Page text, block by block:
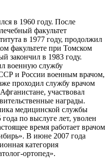
в 1960 году. После
факультет
в 1977 году, продолжил
факультете при Томском
закончил в 1983 году.
военную службу
и России военным врачом,
проходил службу врачом
участвовал
награды.
медицинской службы
по выслуге лет, уволен
время работает врачом
В июне 2007 года
категория
ортопед».